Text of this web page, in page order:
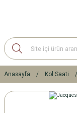
Anasayfa Kol Saati